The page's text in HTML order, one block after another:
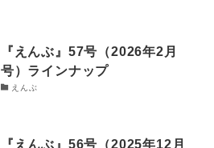
『えんぶ』57号（2026年2月
号）ラインナップ
えんぶ
『えんぶ』56号（2025年12月